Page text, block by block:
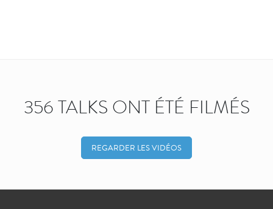
356 TALKS ONT ÉTÉ FILMÉS
REGARDER LES VIDÉOS